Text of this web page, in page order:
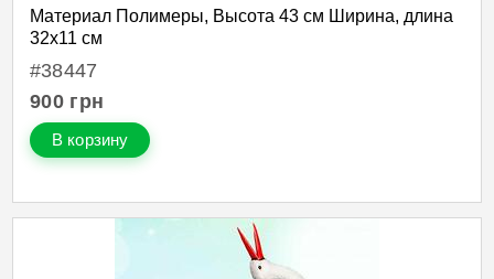
Материал Полимеры, Высота 43 см Ширина, длина
32х11 см
#38447
900 грн
В корзину